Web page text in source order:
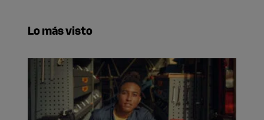
Lo más visto